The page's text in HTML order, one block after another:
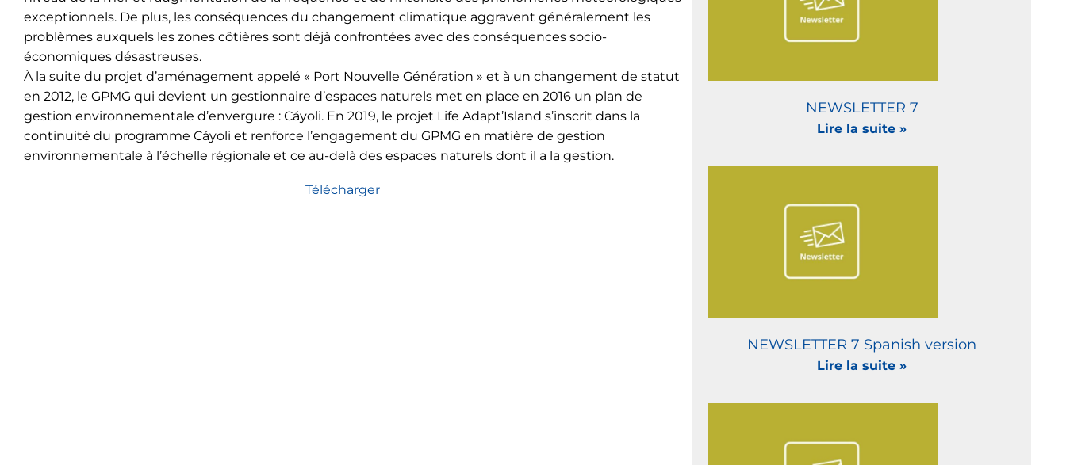
exceptionnels. De plus, les conséquences du changement climatique aggravent généralement les
problèmes auxquels les zones côtières sont déjà confrontées avec des conséquences socio-
économiques désastreuses.
À la suite du projet d’aménagement appelé « Port Nouvelle Génération » et à un changement de statut
en 2012, le GPMG qui devient un gestionnaire d’espaces naturels met en place en 2016 un plan de
gestion environnementale d’envergure : Cáyoli. En 2019, le projet Life Adapt’Island s’inscrit dans la
continuité du programme Cáyoli et renforce l’engagement du GPMG en matière de gestion
environnementale à l’échelle régionale et ce au-delà des espaces naturels dont il a la gestion.
Télécharger
NEWSLETTER 7
Lire la suite »
NEWSLETTER 7 Spanish version
Lire la suite »